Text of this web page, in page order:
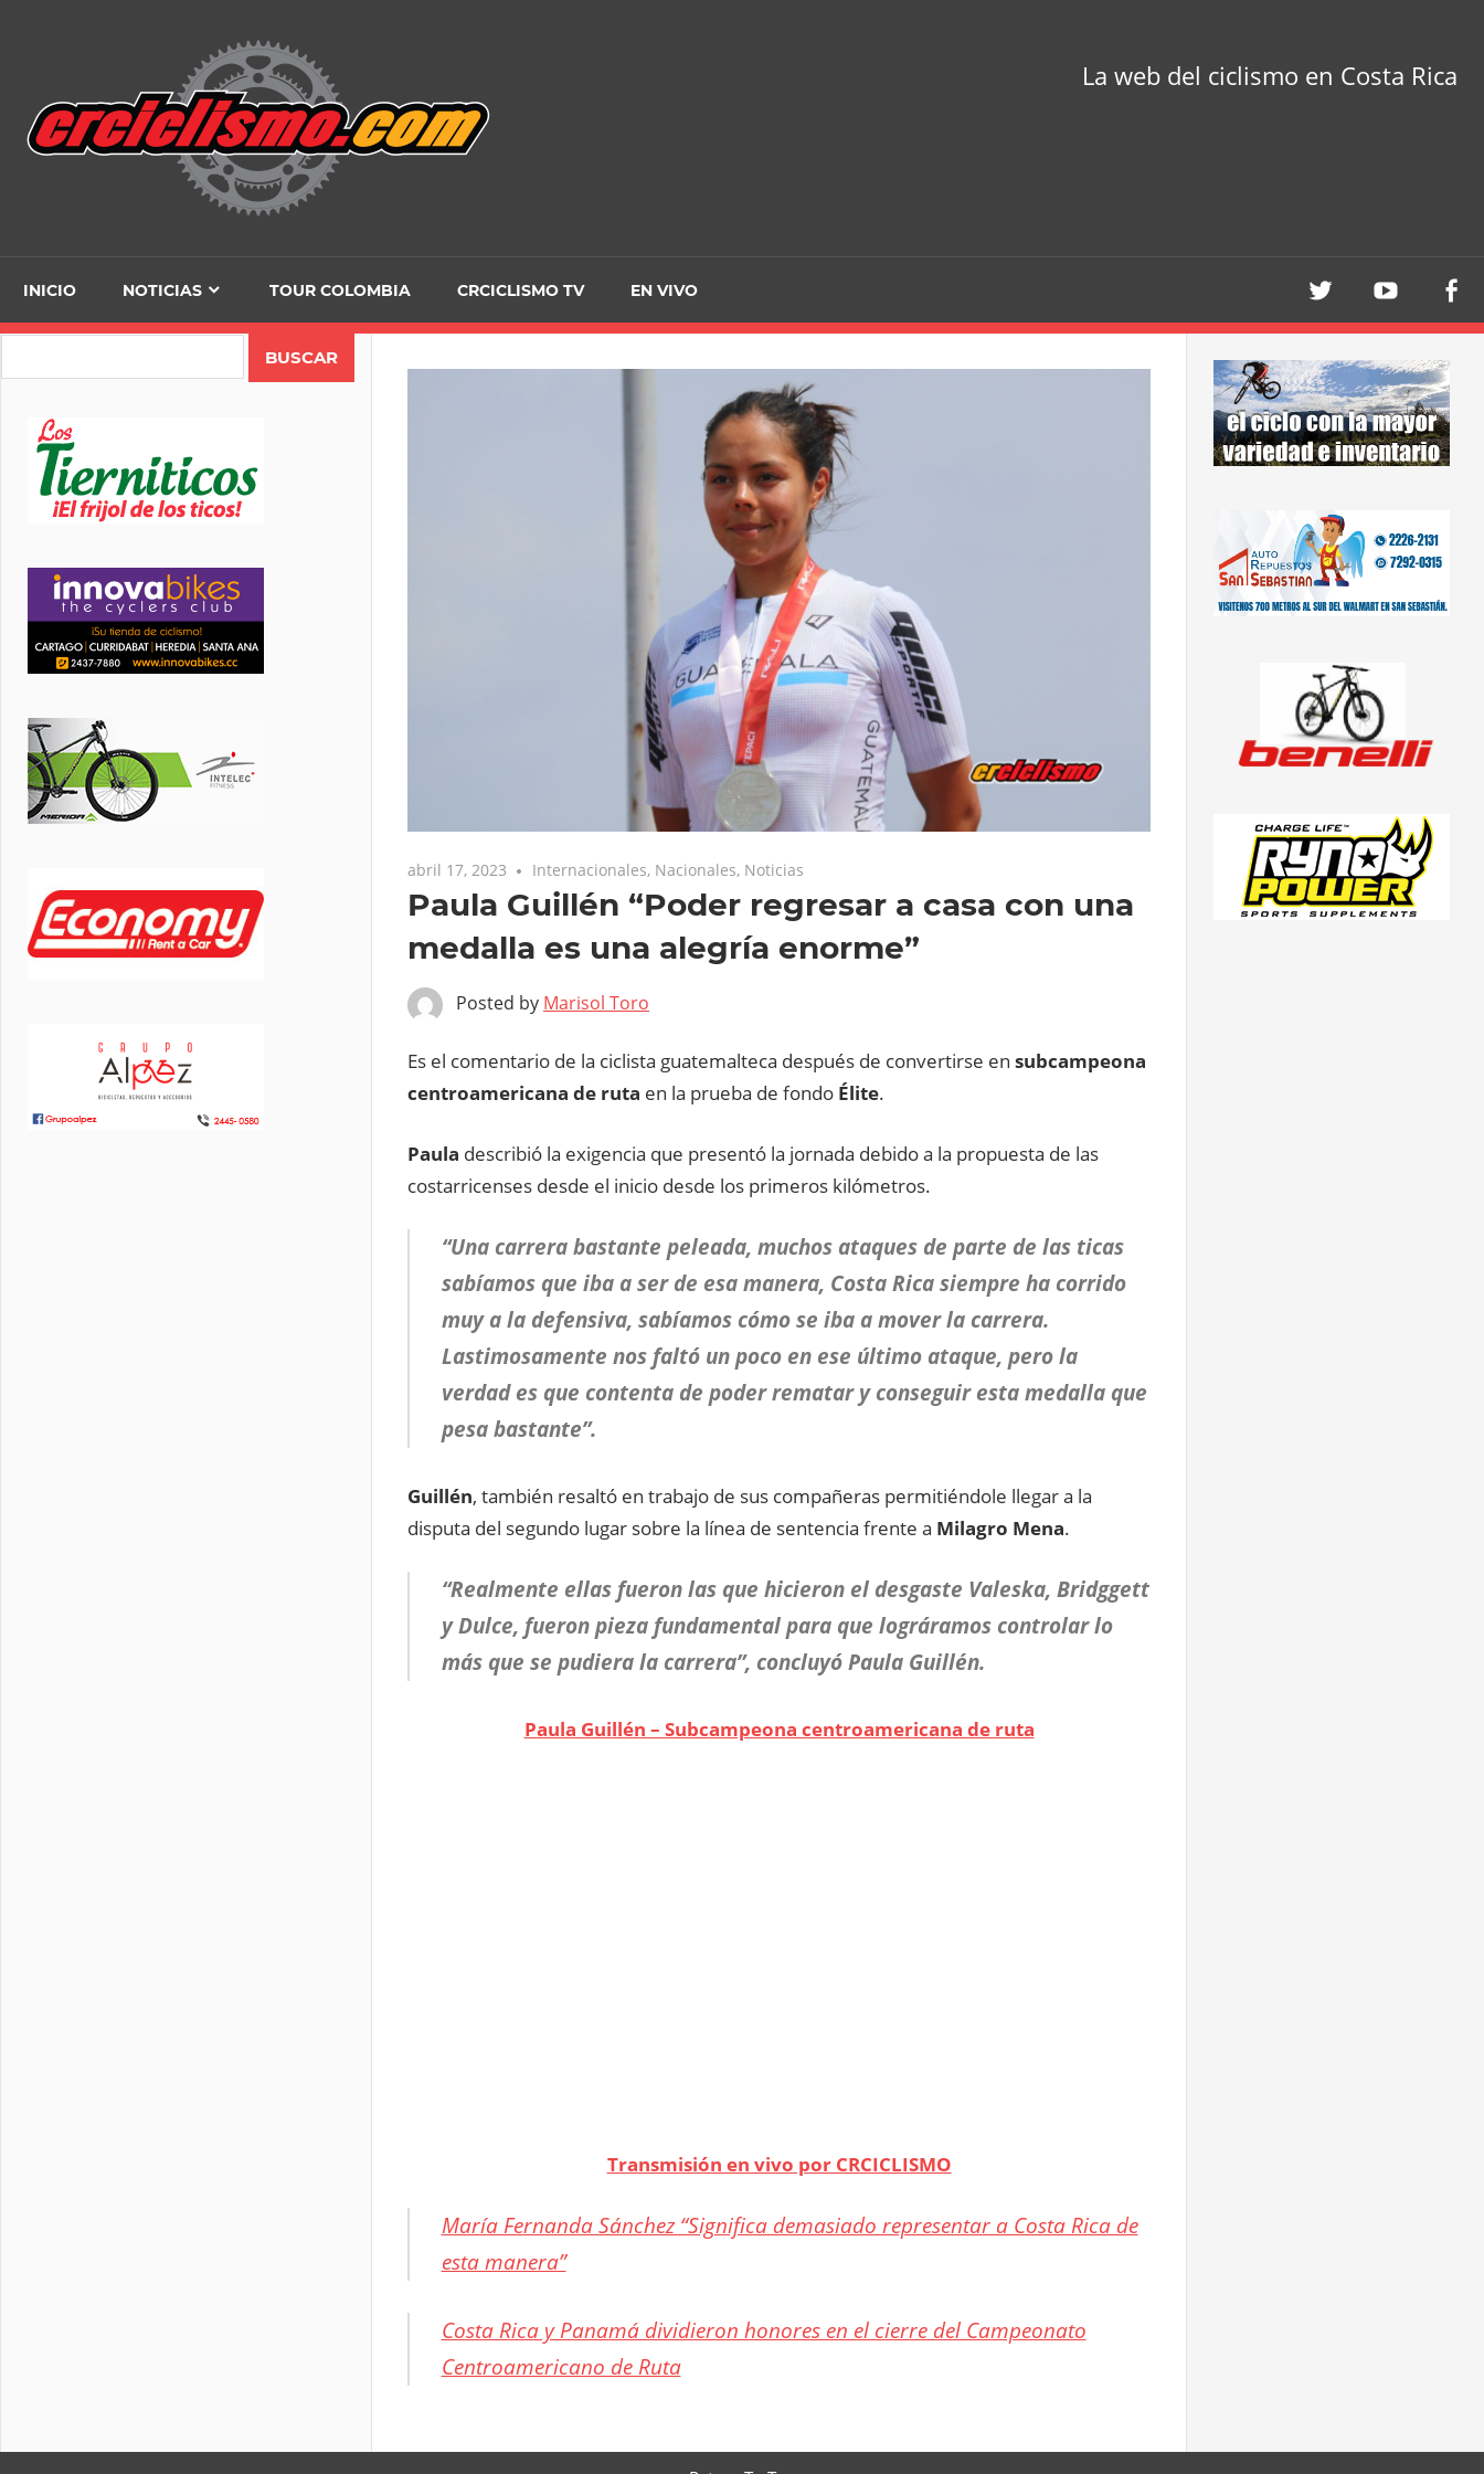
La web del ciclismo en Costa Rica
INICIO NOTICIAS TOUR COLOMBIA CRCICLISMO TV EN VIVO
abril 17, 2023 Internacionales, Nacionales, Noticias
Paula Guillén “Poder regresar a casa con una
medalla es una alegría enorme”
Posted by Marisol Toro
Es el comentario de la ciclista guatemalteca después de convertirse en subcampeona
centroamericana de ruta en la prueba de fondo Élite.
Paula describió la exigencia que presentó la jornada debido a la propuesta de las
costarricenses desde el inicio desde los primeros kilómetros.
“Una carrera bastante peleada, muchos ataques de parte de las ticas
sabíamos que iba a ser de esa manera, Costa Rica siempre ha corrido
muy a la defensiva, sabíamos cómo se iba a mover la carrera.
Lastimosamente nos faltó un poco en ese último ataque, pero la
verdad es que contenta de poder rematar y conseguir esta medalla que
pesa bastante”.
Guillén, también resaltó en trabajo de sus compañeras permitiéndole llegar a la
disputa del segundo lugar sobre la línea de sentencia frente a Milagro Mena.
“Realmente ellas fueron las que hicieron el desgaste Valeska, Bridggett
y Dulce, fueron pieza fundamental para que lográramos controlar lo
más que se pudiera la carrera”, concluyó Paula Guillén.
Paula Guillén – Subcampeona centroamericana de ruta
Transmisión en vivo por CRCICLISMO
María Fernanda Sánchez “Significa demasiado representar a Costa Rica de
esta manera”
Costa Rica y Panamá dividieron honores en el cierre del Campeonato
Centroamericano de Ruta